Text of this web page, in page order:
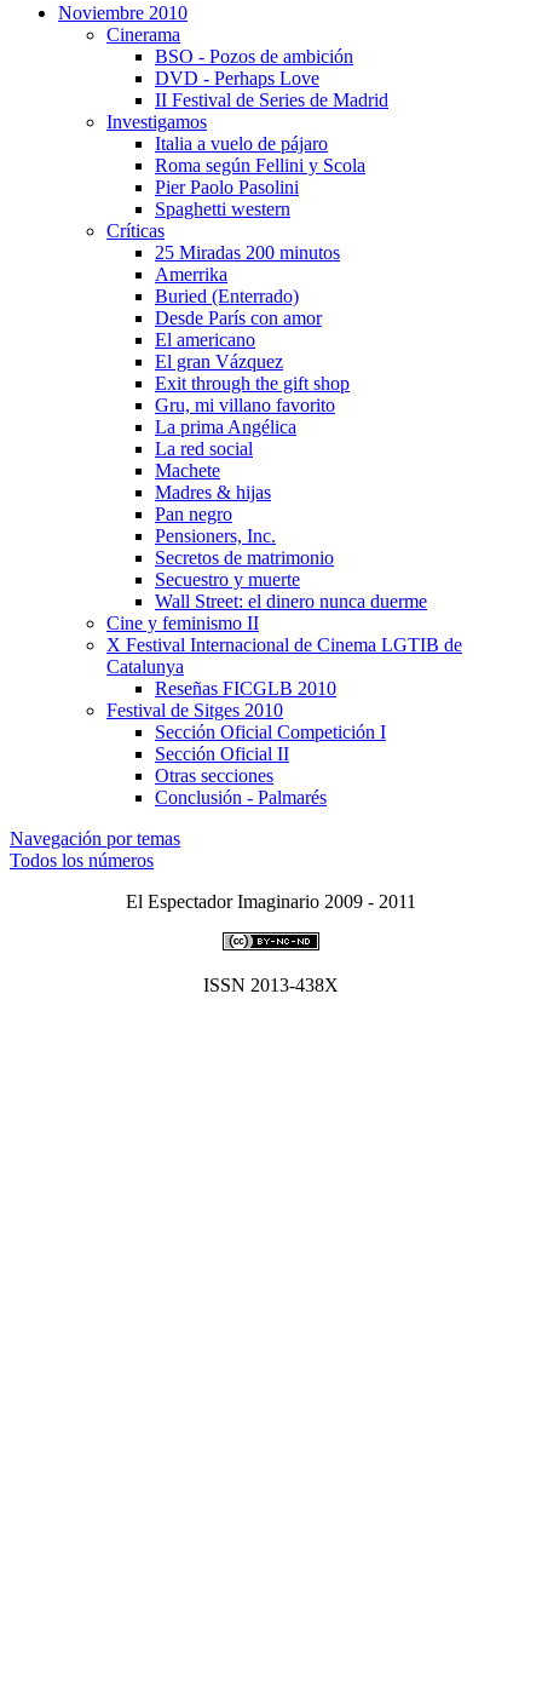
Noviembre 2010
Cinerama
BSO - Pozos de ambición
DVD - Perhaps Love
II Festival de Series de Madrid
Investigamos
Italia a vuelo de pájaro
Roma según Fellini y Scola
Pier Paolo Pasolini
Spaghetti western
Crí­ticas
25 Miradas 200 minutos
Amerrika
Buried (Enterrado)
Desde Parí­s con amor
El americano
El gran Vázquez
Exit through the gift shop
Gru, mi villano favorito
La prima Angélica
La red social
Machete
Madres & hijas
Pan negro
Pensioners, Inc.
Secretos de matrimonio
Secuestro y muerte
Wall Street: el dinero nunca duerme
Cine y feminismo II
X Festival Internacional de Cinema LGTIB de
Catalunya
Reseñas FICGLB 2010
Festival de Sitges 2010
Sección Oficial Competición I
Sección Oficial II
Otras secciones
Conclusión - Palmarés
Navegación por temas
Todos los números
El Espectador Imaginario 2009 - 2011
ISSN 2013-438X